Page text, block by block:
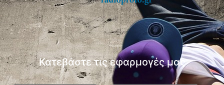
Κατεβάστε τις εφαρμογές μας